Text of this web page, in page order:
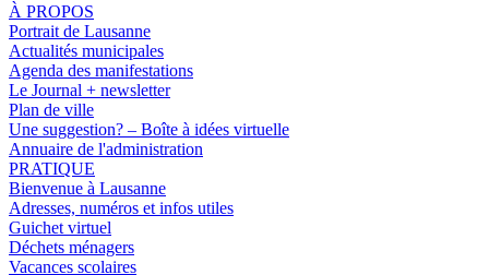
À PROPOS
Portrait de Lausanne
Actualités municipales
Agenda des manifestations
Le Journal + newsletter
Plan de ville
Une suggestion? – Boîte à idées virtuelle
Annuaire de l'administration
PRATIQUE
Bienvenue à Lausanne
Adresses, numéros et infos utiles
Guichet virtuel
Déchets ménagers
Vacances scolaires